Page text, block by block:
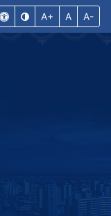
A+ A A-